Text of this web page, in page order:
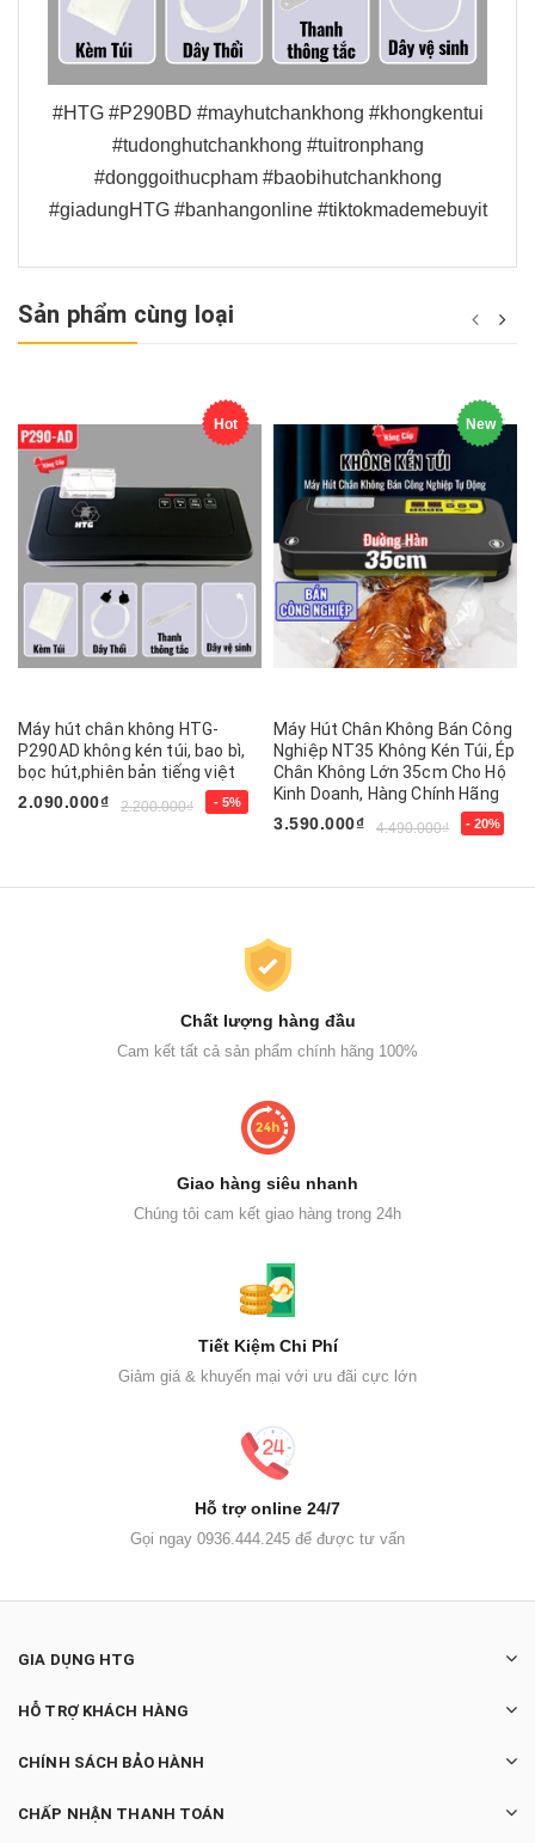
#HTG #P290BD #mayhutchankhong #khongkentui
#tudonghutchankhong #tuitronphang
#donggoithucpham #baobihutchankhong
#giadungHTG #banhangonline #tiktokmademebuyit
Sản phẩm cùng loại
Hot
Máy hút chân không HTG-
P290AD không kén túi, bao bì,
bọc hút,phiên bản tiếng việt
2.090.000₫
2.200.000₫ - 5%
New
Máy Hút Chân Không Bán Công
Nghiệp NT35 Không Kén Túi, Ép
Chân Không Lớn 35cm Cho Hộ
Kinh Doanh, Hàng Chính Hãng
3.590.000₫
4.490.000₫ - 20%
Chất lượng hàng đầu
Cam kết tất cả sản phẩm chính hãng 100%
Giao hàng siêu nhanh
Chúng tôi cam kết giao hàng trong 24h
Tiết Kiệm Chi Phí
Giảm giá & khuyến mại với ưu đãi cực lớn
Hỗ trợ online 24/7
Gọi ngay 0936.444.245 để được tư vấn
GIA DỤNG HTG
HỖ TRỢ KHÁCH HÀNG
CHÍNH SÁCH BẢO HÀNH
CHẤP NHẬN THANH TOÁN